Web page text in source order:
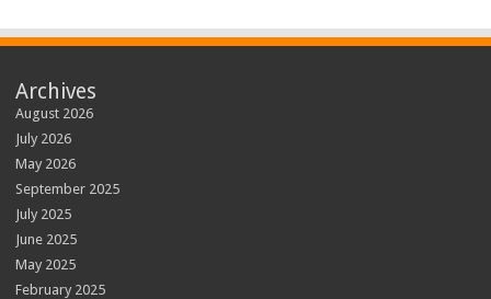
Archives
August 2026
July 2026
May 2026
September 2025
July 2025
June 2025
May 2025
February 2025